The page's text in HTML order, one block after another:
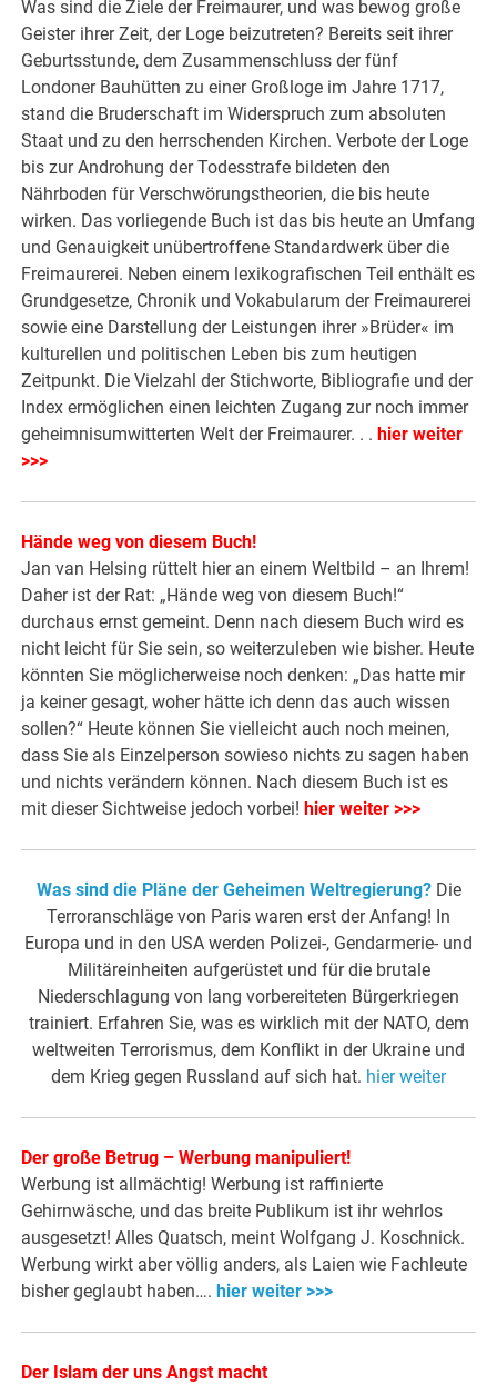
Was sind die Ziele der Freimaurer, und was bewog große
Geister ihrer Zeit, der Loge beizutreten? Bereits seit ihrer
Geburtsstunde, dem Zusammenschluss der fünf
Londoner Bauhütten zu einer Großloge im Jahre 1717,
stand die Bruderschaft im Widerspruch zum absoluten
Staat und zu den herrschenden Kirchen. Verbote der Loge
bis zur Androhung der Todesstrafe bildeten den
Nährboden für Verschwörungstheorien, die bis heute
wirken. Das vorliegende Buch ist das bis heute an Umfang
und Genauigkeit unübertroffene Standardwerk über die
Freimaurerei. Neben einem lexikografischen Teil enthält es
Grundgesetze, Chronik und Vokabularum der Freimaurerei
sowie eine Darstellung der Leistungen ihrer »Brüder« im
kulturellen und politischen Leben bis zum heutigen
Zeitpunkt. Die Vielzahl der Stichworte, Bibliografie und der
Index ermöglichen einen leichten Zugang zur noch immer
geheimnisumwitterten Welt der Freimaurer. . . hier weiter
>>>
Hände weg von diesem Buch!
Jan van Helsing rüttelt hier an einem Weltbild – an Ihrem!
Daher ist der Rat: „Hände weg von diesem Buch!“
durchaus ernst gemeint. Denn nach diesem Buch wird es
nicht leicht für Sie sein, so weiterzuleben wie bisher. Heute
könnten Sie möglicherweise noch denken: „Das hatte mir
ja keiner gesagt, woher hätte ich denn das auch wissen
sollen?“ Heute können Sie vielleicht auch noch meinen,
dass Sie als Einzelperson sowieso nichts zu sagen haben
und nichts verändern können. Nach diesem Buch ist es
mit dieser Sichtweise jedoch vorbei! hier weiter >>>
Was sind die Pläne der Geheimen Weltregierung?Die
Terroranschläge von Paris waren erst der Anfang! In
Europa und in den USA werden Polizei-, Gendarmerie- und
Militäreinheiten aufgerüstet und für die brutale
Niederschlagung von lang vorbereiteten Bürgerkriegen
trainiert. Erfahren Sie, was es wirklich mit der NATO, dem
weltweiten Terrorismus, dem Konflikt in der Ukraine und
dem Krieg gegen Russland auf sich hat. hier weiter
Der große Betrug – Werbung manipuliert!
Werbung ist allmächtig! Werbung ist raffinierte
Gehirnwäsche, und das breite Publikum ist ihr wehrlos
ausgesetzt! Alles Quatsch, meint Wolfgang J. Koschnick.
Werbung wirkt aber völlig anders, als Laien wie Fachleute
bisher geglaubt haben…. hier weiter >>>
Der Islam der uns Angst macht